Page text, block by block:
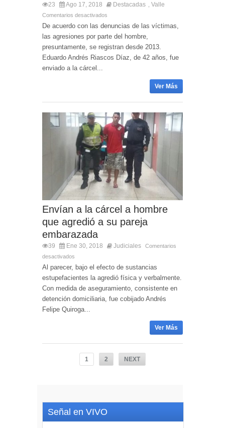
23 Ago 17, 2018 Destacadas Valle
Comentarios desactivados
De acuerdo con las denuncias de las víctimas,
las agresiones por parte del hombre,
presuntamente, se registran desde 2013.
Eduardo Andrés Riascos Díaz, de 42 años, fue
enviado a la cárcel...
Ver Más
Envían a la cárcel a hombre
que agredió a su pareja
embarazada
39 Ene 30, 2018 Judiciales
Comentarios
desactivados
Al parecer, bajo el efecto de sustancias
estupefacientes la agredió física y verbalmente.
Con medida de aseguramiento, consistente en
detención domiciliaria, fue cobijado Andrés
Felipe Quiroga...
Ver Más
1 2 NEXT
Señal en VIVO